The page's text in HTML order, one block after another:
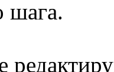
шага.